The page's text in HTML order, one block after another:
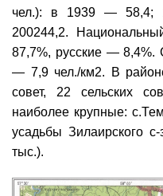
чел.): в 1939 —
200244,2.
87,7%, русские — 8,4%.
— 7,9 чел./км2. В
совет, 22 сельских
наиболее крупные:
усадьбы Зилаирского
тыс.).